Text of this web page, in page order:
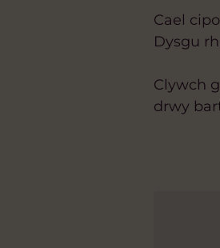
Cael
Dysgu
Clywch
drwy